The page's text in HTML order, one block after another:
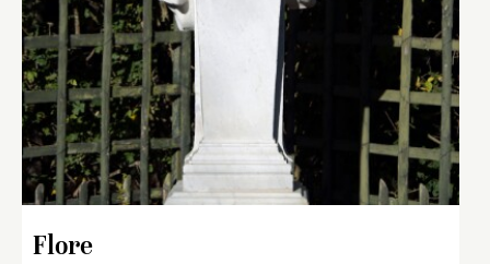
Flore